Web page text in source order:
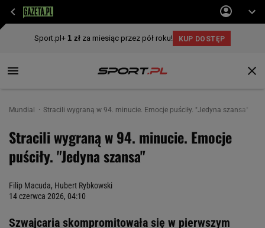
Mundial Stracili wygraną w 94. minucie. Emocje puściły. "Jedyna szansa"
Stracili wygraną w 94. minucie. Emocje
puściły. "Jedyna szansa"
Filip Macuda, Hubert Rybkowski
14 czerwca 2026, 04:10
Szwajcaria skompromitowała się w pierwszym